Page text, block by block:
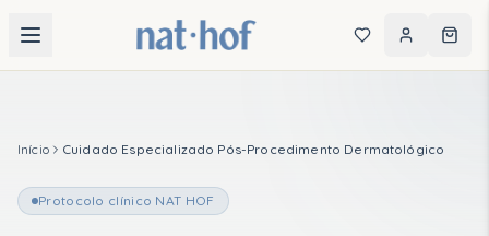
Encontre os produtos ideais para sua rotina
PRODUTOS
Início Cuidado Especializado Pós-Procedimento Dermatológico
Protocolo clínico NAT HOF